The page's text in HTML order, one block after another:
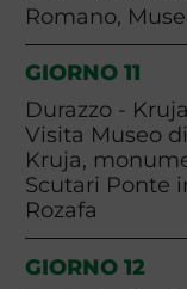
Romano,
GIORNO 11
Durazzo -
Visita Museo
Kruja,
Scutari Ponte
Rozafa
GIORNO 12